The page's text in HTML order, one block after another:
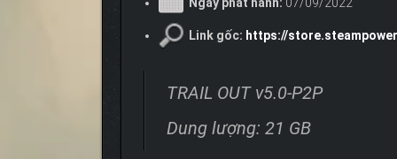
Ngày phát hành: 07/09/2022
Link gốc: https://
TRAIL OUT v5.0-P2P
Dung lượng: 21 GB